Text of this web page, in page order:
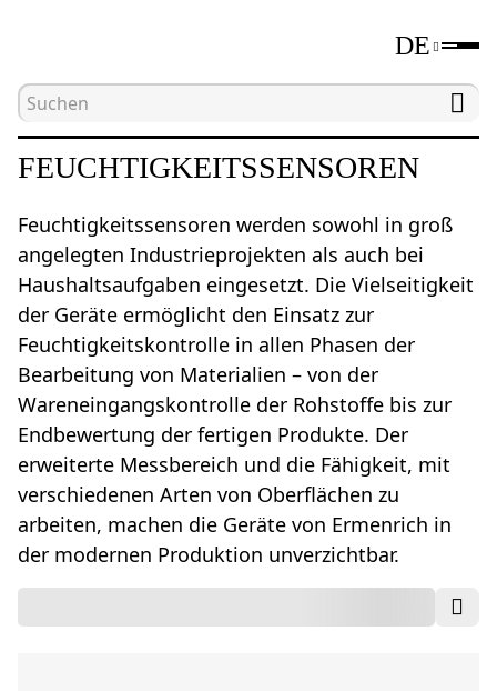
DE
Hauptseite
FEUCHTIGKEITSSENSOREN
Feuchtigkeitssensoren werden sowohl in groß
angelegten Industrieprojekten als auch bei
Haushaltsaufgaben eingesetzt. Die Vielseitigkeit
der Geräte ermöglicht den Einsatz zur
Feuchtigkeitskontrolle in allen Phasen der
Bearbeitung von Materialien – von der
Wareneingangskontrolle der Rohstoffe bis zur
Endbewertung der fertigen Produkte. Der
erweiterte Messbereich und die Fähigkeit, mit
verschiedenen Arten von Oberflächen zu
arbeiten, machen die Geräte von Ermenrich in
der modernen Produktion unverzichtbar.